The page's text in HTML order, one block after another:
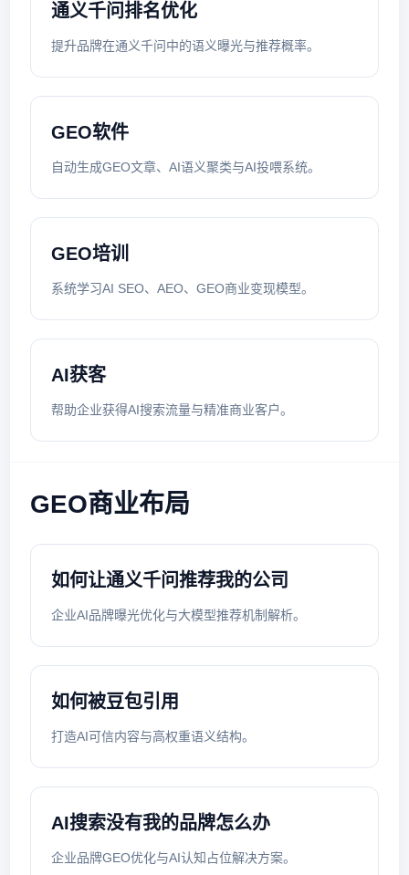
通义千问排名优化
提升品牌在通义千问中的语义曝光与推荐概率。
GEO软件
自动生成GEO文章、AI语义聚类与AI投喂系统。
GEO培训
系统学习AI SEO、AEO、GEO商业变现模型。
AI获客
帮助企业获得AI搜索流量与精准商业客户。
GEO商业布局
如何让通义千问推荐我的公司
企业AI品牌曝光优化与大模型推荐机制解析。
如何被豆包引用
打造AI可信内容与高权重语义结构。
AI搜索没有我的品牌怎么办
企业品牌GEO优化与AI认知占位解决方案。